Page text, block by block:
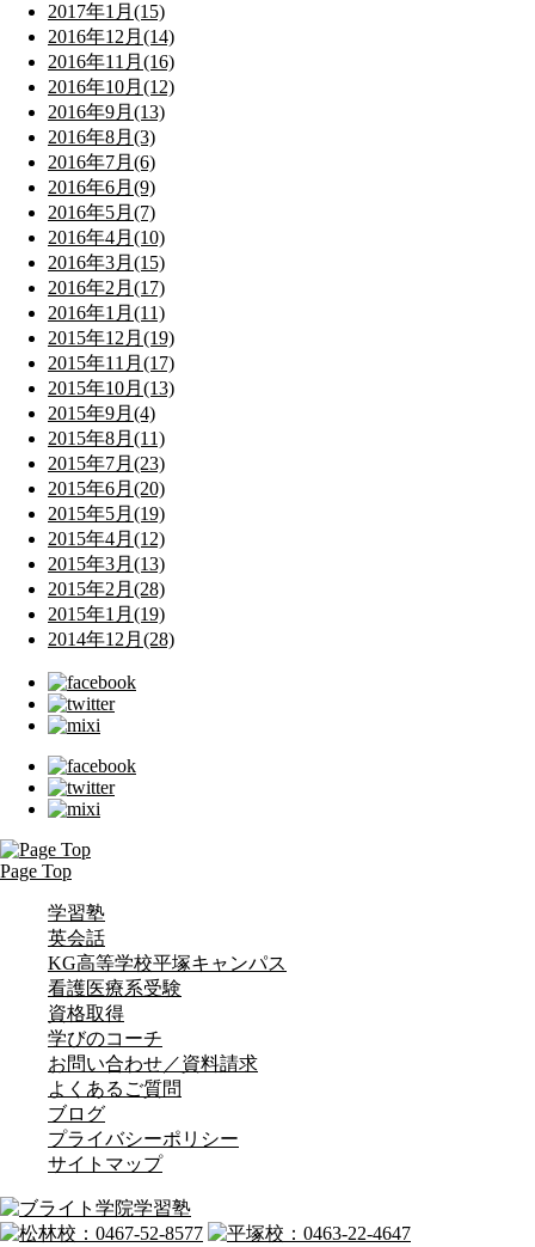
2017年1月(15)
2016年12月(14)
2016年11月(16)
2016年10月(12)
2016年9月(13)
2016年8月(3)
2016年7月(6)
2016年6月(9)
2016年5月(7)
2016年4月(10)
2016年3月(15)
2016年2月(17)
2016年1月(11)
2015年12月(19)
2015年11月(17)
2015年10月(13)
2015年9月(4)
2015年8月(11)
2015年7月(23)
2015年6月(20)
2015年5月(19)
2015年4月(12)
2015年3月(13)
2015年2月(28)
2015年1月(19)
2014年12月(28)
Page Top
学習塾
英会話
KG高等学校平塚キャンパス
看護医療系受験
資格取得
学びのコーチ
お問い合わせ／資料請求
よくあるご質問
ブログ
プライバシーポリシー
サイトマップ